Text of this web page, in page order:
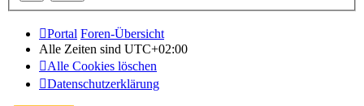
Portal Foren-Übersicht
Alle Zeiten sind UTC+02:00
Alle Cookies löschen
Datenschutzerklärung